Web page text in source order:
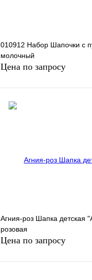
010912 Набор Шапочки с
молочный
Цена по запросу
Агния-роз Шапка детская
розовая
Цена по запросу